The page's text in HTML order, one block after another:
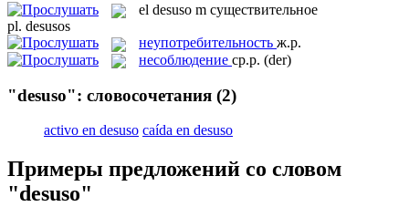
el desuso m существительное
pl. desusos
неупотребительность ж.р.
несоблюдение ср.р. (der)
"desuso": словосочетания (2)
activo en desuso caída en desuso
Примеры предложений со словом
"desuso"